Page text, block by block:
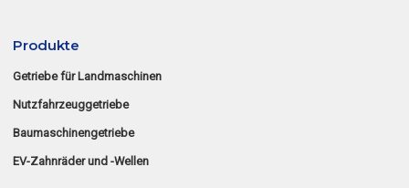
Produkte
Getriebe für Landmaschinen
Nutzfahrzeuggetriebe
Baumaschinengetriebe
EV-Zahnräder und -Wellen